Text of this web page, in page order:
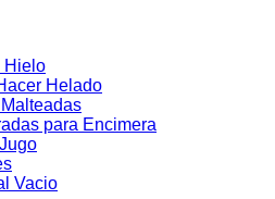
Hielo
Helado
para Encimera
Vacio